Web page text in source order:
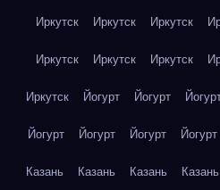
Иркутск Иркутск Иркутск
Иркутск Иркутск Иркутск
Иркутск Йогурт Йогурт
Йогурт Йогурт Йогурт Йогурт
Казань Казань Казань Казань